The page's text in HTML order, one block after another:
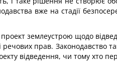
вже на стадії
землеустрою щодо
речових прав.
відведення, чи тому хто